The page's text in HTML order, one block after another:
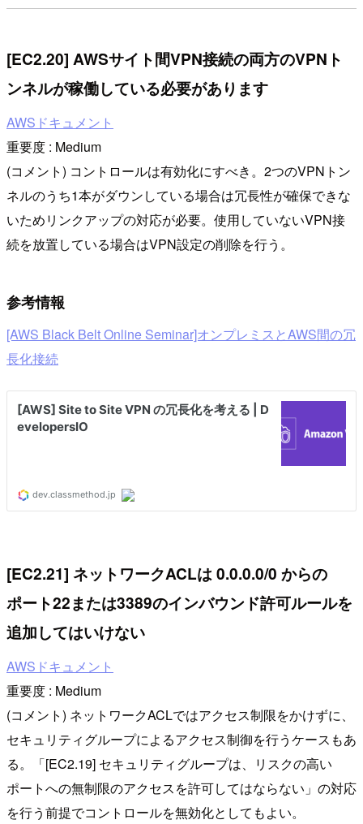
[EC2.20] AWSサイト間VPN接続の両方のVPNト
ンネルが稼働している必要があります
AWSドキュメント
重要度 : Medium
(コメント) コントロールは有効化にすべき。2つのVPNトン
ネルのうち1本がダウンしている場合は冗長性が確保できな
いためリンクアップの対応が必要。使用していないVPN接
続を放置している場合はVPN設定の削除を行う。
参考情報
[AWS Black Belt Online Seminar]オンプレミスとAWS間の冗
長化接続
[EC2.21] ネットワークACLは 0.0.0.0/0 からの
ポート22または3389のインバウンド許可ルールを
追加してはいけない
AWSドキュメント
重要度 : Medium
(コメント) ネットワークACLではアクセス制限をかけずに、
セキュリティグループによるアクセス制御を行うケースもあ
る。「[EC2.19] セキュリティグループは、リスクの高い
ポートへの無制限のアクセスを許可してはならない」の対応
を行う前提でコントロールを無効化としてもよい。